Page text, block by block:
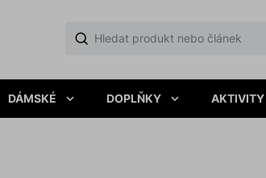
DÁMSKÉ DOPLŇKY AKTIVITY